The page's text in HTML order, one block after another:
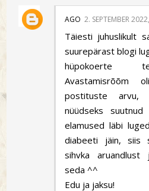
AGO 2. SEPTEMBER
Täiesti juhuslikult
suurepärast blogi
hüpokoerte
Avastamisrõõm
postituste arvu,
nüüdseks
elamused läbi
diabeeti jäin, siis
sihvka aruandlust
seda ^^
Edu ja jaksu!